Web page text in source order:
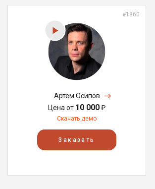
#1860
Артём Осипов
Цена от 10 000₽
Скачать демо
Заказать